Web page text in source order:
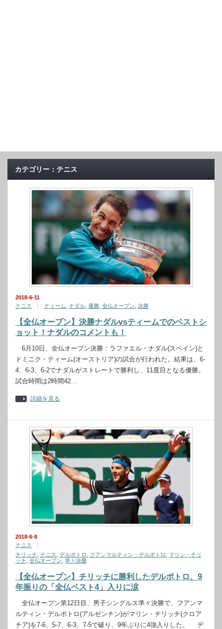
カテゴリー：テニス
2018-6-11
テニス
ティーム ナダル 優勝 全仏オープン 決勝
【全仏オープン】決勝ナダルvsティームでのベストシ
ョット！ナダルのコメントも！
6月10日、全仏オープン決勝：ラファエル・ナダル(スペイン)と
ドミニク・ティーム(オーストリア)の試合が行われた。結果は、6-
4、6-3、6-2でナダルがストレートで勝利し、11度目となる優勝。
試合時間は2時間42…
詳細を見る
2018-6-8
テニス
チリッチ テニス デルポトロ フアンマルティン・デルポトロ
マリン・チリ
ッチ 全仏オープン 準々決勝
【全仏オープン】チリッチに勝利したデルポトロ、9
年振りの「全仏ベスト4」入りに涙
全仏オープン第12日目、男子シングルス準々決勝で、フアンマ
ルティン・デルポトロ(アルゼンチン)がマリン・チリッチ(クロア
チア)を7-6、5-7、6-3、7-5で破り、9年ぶりに4強入りした。 デ